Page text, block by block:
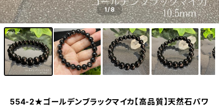
1/8
554-2★ゴールデンブラックマイカ【高品質】天然石パワ